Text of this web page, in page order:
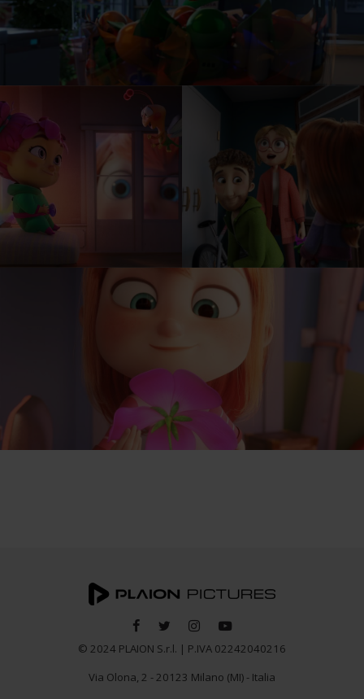
© 2024 PLAION S.r.l. | P.IVA 02242040216
Via Olona, 2 - 20123 Milano (MI) - Italia